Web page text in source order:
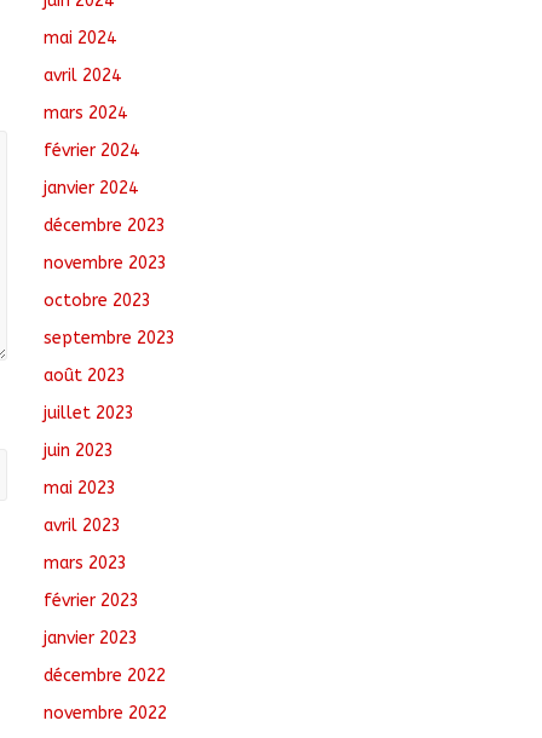
mai 2024
avril 2024
mars 2024
février 2024
janvier 2024
décembre 2023
novembre 2023
octobre 2023
septembre 2023
août 2023
juillet 2023
juin 2023
mai 2023
avril 2023
mars 2023
février 2023
janvier 2023
décembre 2022
novembre 2022